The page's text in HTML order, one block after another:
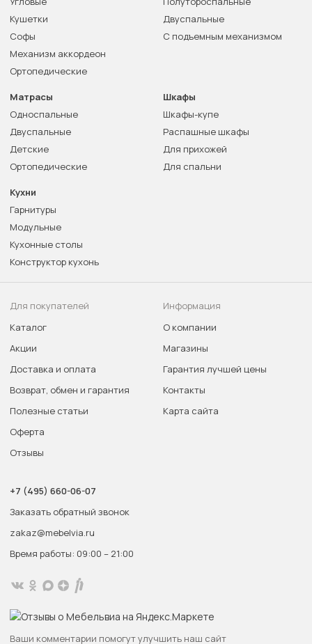
Кушетки
Софы
Механизм аккордеон
Ортопедические
Двуспальные
С подъемным механизмом
Матрасы
Односпальные
Двуспальные
Детские
Ортопедические
Шкафы
Шкафы-купе
Распашные шкафы
Для прихожей
Для спальни
Кухни
Гарнитуры
Модульные
Кухонные столы
Конструктор кухонь
Для покупателей
Каталог
Акции
Доставка и оплата
Возврат, обмен и гарантия
Полезные статьи
Оферта
Отзывы
Информация
О компании
Магазины
Гарантия лучшей цены
Контакты
Карта сайта
+7 (495) 660-06-07
Заказать обратный звонок
zakaz@mebelvia.ru
Время работы: 09:00 – 21:00
Ваши комментарии помогут улучшить наш сайт